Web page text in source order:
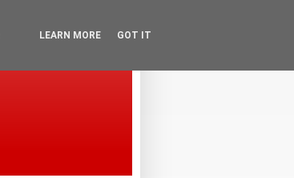
LEARN MORE GOT IT